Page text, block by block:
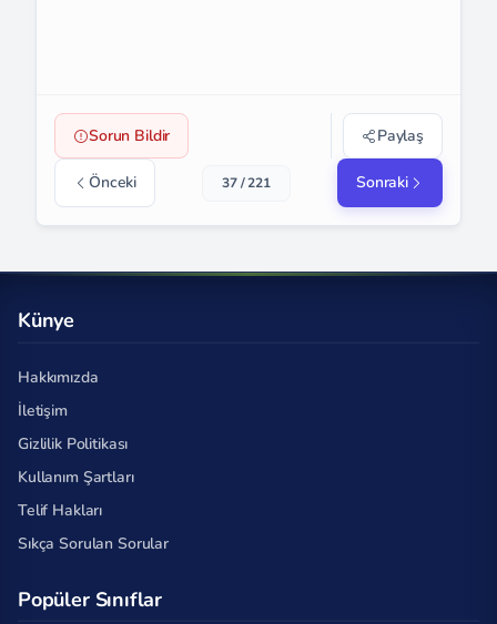
Sorun Bildir Paylaş
Önceki 37 / 221 Sonraki
Künye
Hakkımızda
İletişim
Gizlilik Politikası
Kullanım Şartları
Telif Hakları
Sıkça Sorulan Sorular
Popüler Sınıflar